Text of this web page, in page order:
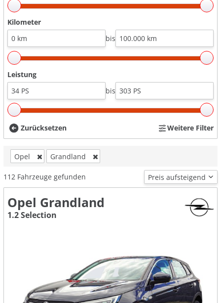
Kilometer
bis
Leistung
bis
Zurücksetzen Weitere Filter
Opel Grandland
112 Fahrzeuge gefunden
Opel Grandland
1.2 Selection